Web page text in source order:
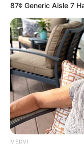
ความรัก เหมือนปล
แต่ถ้ากินแบบไม่ระวั
นิทานเรื่องนี้สอนให้
ละเอียด ศึกษานิสัย
แต่ภายนอก เพราะ
กับนิสัยห่วย ๆ ของ
ทางรู้เลย
87¢ Generic Aisle 7
MEDVI